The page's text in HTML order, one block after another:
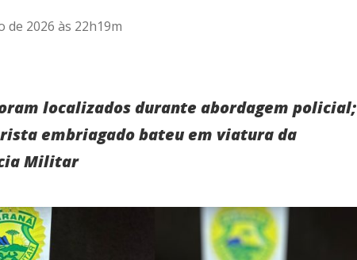
de 2026 às 22h19m
localizados durante abordagem policial;
embriagado bateu em viatura da
Militar